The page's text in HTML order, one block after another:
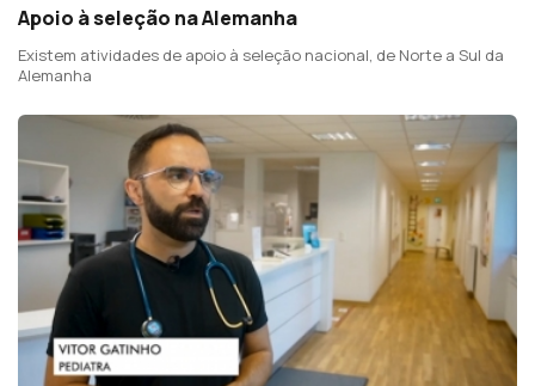
Apoio à seleção na Alemanha
Existem atividades de apoio à seleção nacional, de Norte a Sul da
Alemanha